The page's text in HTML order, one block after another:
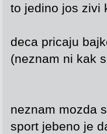
to jedino jos zivi
deca pricaju
(neznam ni kak
neznam mozda
sport jebeno je